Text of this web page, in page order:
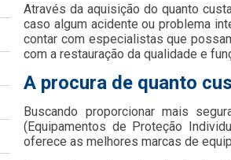
Através da aquisição do quanto
caso algum acidente ou problema
contar com especialistas que
com a restauração da qualidade e
A procura de quanto
Buscando proporcionar mais
(Equipamentos de Proteção
oferece as melhores marcas de